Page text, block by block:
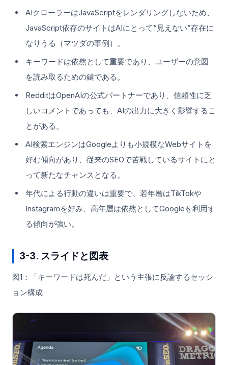
AIクローラーはJavaScriptをレンダリングしないため、
JavaScript依存のサイトはAIにとって“見えない”存在に
なりうる（マツダの事例）。
キーワードは依然として重要であり、ユーザーの意図
を読み取るための鍵である。
RedditはOpenAIの公式パートナーであり、信頼性に乏
しいコメントであっても、AIの出力に大きく影響するこ
とがある。
AI検索エンジンはGoogleよりも小規模なWebサイトを
好む傾向があり、従来のSEOで苦戦しているサイトにと
って新たなチャンスとなる。
年代による行動の違いは重要で、若年層はTikTokや
Instagramを好み、高年層は依然としてGoogleを利用す
る傾向が強い。
3-3. スライドと図表
図1：「キーワードは死んだ」という主張に反論するセッシ
ョン構成